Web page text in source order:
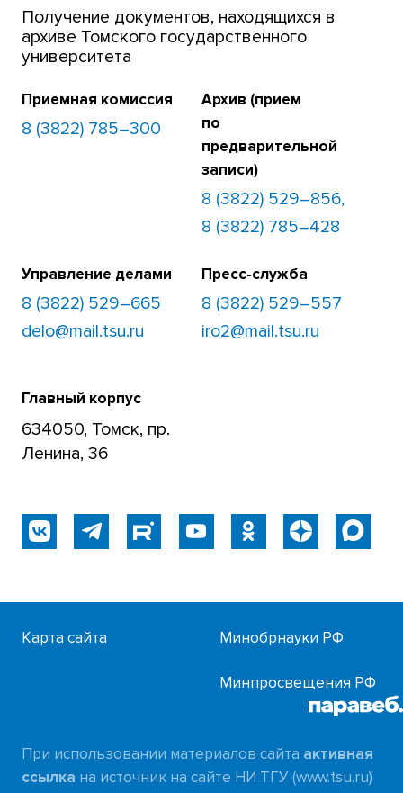
Получение документов, находящихся в
архиве Томского государственного
университета
Приемная комиссия
8 (3822) 785–300
Архив (прием
по
предварительной
записи)
8 (3822) 529–856,
8 (3822) 785–428
Управление делами
8 (3822) 529–665
delo@mail.tsu.ru
Пресс-служба
8 (3822) 529–557
iro2@mail.tsu.ru
Главный корпус
634050, Томск, пр.
Ленина, 36
Карта сайта Минобрнауки РФ
Минпросвещения РФ
При использовании материалов сайта активная
ссылка на источник на сайте НИ ТГУ (www.tsu.ru)